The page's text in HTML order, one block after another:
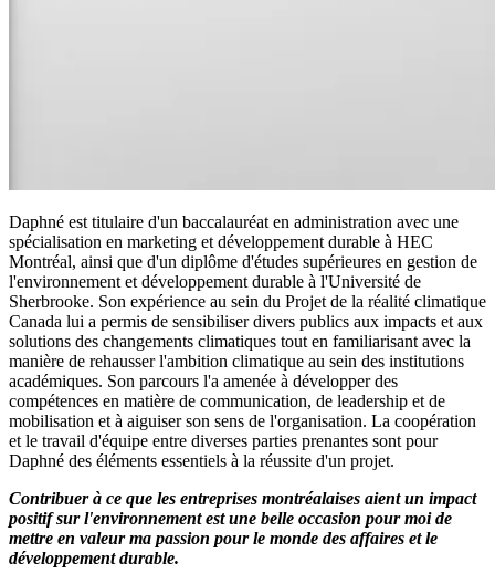
Daphné est titulaire d'un baccalauréat en administration avec une
spécialisation en marketing et développement durable à HEC
Montréal, ainsi que d'un diplôme d'études supérieures en gestion de
l'environnement et développement durable à l'Université de
Sherbrooke. Son expérience au sein du Projet de la réalité climatique
Canada lui a permis de sensibiliser divers publics aux impacts et aux
solutions des changements climatiques tout en familiarisant avec la
manière de rehausser l'ambition climatique au sein des institutions
académiques. Son parcours l'a amenée à développer des
compétences en matière de communication, de leadership et de
mobilisation et à aiguiser son sens de l'organisation. La coopération
et le travail d'équipe entre diverses parties prenantes sont pour
Daphné des éléments essentiels à la réussite d'un projet.
Contribuer à ce que les entreprises montréalaises aient un impact
positif sur l'environnement est une belle occasion pour moi de
mettre en valeur ma passion pour le monde des affaires et le
développement durable.